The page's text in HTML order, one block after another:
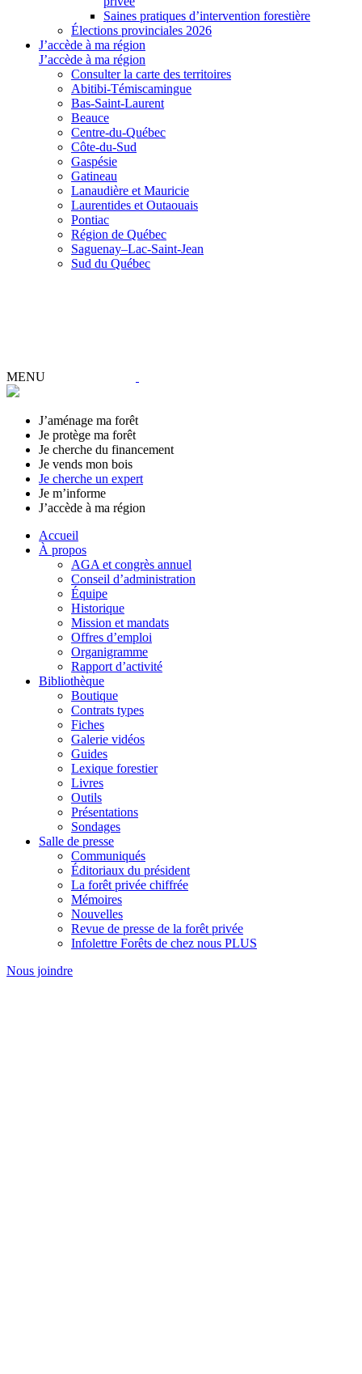
Saines pratiques d’intervention forestière
Élections provinciales 2026
J’accède à ma région
J’accède à ma région
Consulter la carte des territoires
Abitibi-Témiscamingue
Bas-Saint-Laurent
Beauce
Centre-du-Québec
Côte-du-Sud
Gaspésie
Gatineau
Lanaudière et Mauricie
Laurentides et Outaouais
Pontiac
Région de Québec
Saguenay–Lac-Saint-Jean
Sud du Québec
MENU
J’aménage ma forêt
Je protège ma forêt
Je cherche du financement
Je vends mon bois
Je cherche un expert
Je m’informe
J’accède à ma région
Accueil
À propos
AGA et congrès annuel
Conseil d’administration
Équipe
Historique
Mission et mandats
Offres d’emploi
Organigramme
Rapport d’activité
Bibliothèque
Boutique
Contrats types
Fiches
Galerie vidéos
Guides
Lexique forestier
Livres
Outils
Présentations
Sondages
Salle de presse
Communiqués
Éditoriaux du président
La forêt privée chiffrée
Mémoires
Nouvelles
Revue de presse de la forêt privée
Infolettre Forêts de chez nous PLUS
Nous joindre